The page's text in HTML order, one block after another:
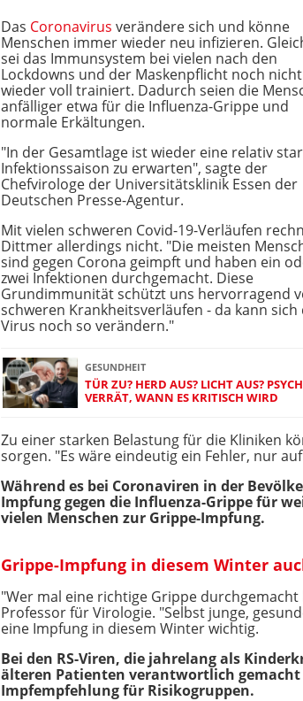
Das Coronavirus verändere sich und könne
Menschen immer wieder neu infizieren.
sei das Immunsystem bei vielen nach den
Lockdowns und der Maskenpflicht noch nicht
wieder voll trainiert. Dadurch seien die
anfälliger etwa für die Influenza-Grippe und
normale Erkältungen.
"In der Gesamtlage ist wieder eine relativ
Infektionssaison zu erwarten", sagte der
Chefvirologe der Universitätsklinik Essen der
Deutschen Presse-Agentur.
Mit vielen schweren Covid-19-Verläufen
Dittmer allerdings nicht. "Die meisten
sind gegen Corona geimpft und haben ein
zwei Infektionen durchgemacht. Diese
Grundimmunität schützt uns hervorragend
schweren Krankheitsverläufen - da kann sich
Virus noch so verändern."
GESUNDHEIT
TÜR ZU? HERD AUS? LICHT AUS?
VERRÄT, WANN ES KRITISCH WIRD
Zu einer starken Belastung für die Kliniken
sorgen. "Es wäre eindeutig ein Fehler, nur
Während es bei Coronaviren in der
Impfung gegen die Influenza-Grippe für
vielen Menschen zur Grippe-Impfung.
Grippe-Impfung in diesem Winter
"Wer mal eine richtige Grippe
Professor für Virologie. "Selbst junge,
eine Impfung in diesem Winter wichtig.
Bei den RS-Viren, die jahrelang als
älteren Patienten verantwortlich gemacht
Impfempfehlung für Risikogruppen.